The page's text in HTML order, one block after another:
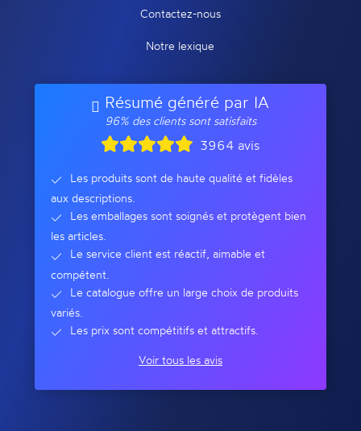
Contactez-nous
Notre lexique
Résumé généré par IA
96% des clients sont satisfaits
3964 avis
Les produits sont de haute qualité et fidèles
aux descriptions.
Les emballages sont soignés et protègent bien
les articles.
Le service client est réactif, aimable et
compétent.
Le catalogue offre un large choix de produits
variés.
Les prix sont compétitifs et attractifs.
Voir tous les avis